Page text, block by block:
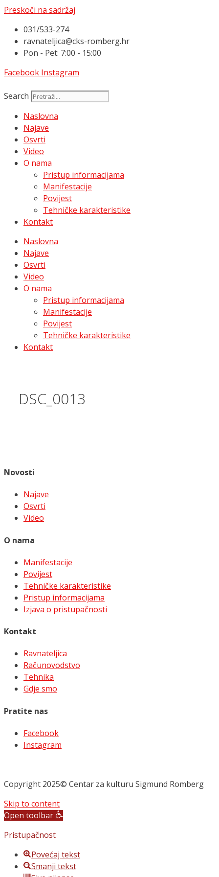
Preskoči na sadržaj
031/533-274
ravnateljica@cks-romberg.hr
Pon - Pet: 7:00 - 15:00
Facebook Instagram
Search
Naslovna
Najave
Osvrti
Video
O nama
Pristup informacijama
Manifestacije
Povijest
Tehničke karakteristike
Kontakt
Naslovna
Najave
Osvrti
Video
O nama
Pristup informacijama
Manifestacije
Povijest
Tehničke karakteristike
Kontakt
DSC_0013
Novosti
Najave
Osvrti
Video
O nama
Manifestacije
Povijest
Tehničke karakteristike
Pristup informacijama
Izjava o pristupačnosti
Kontakt
Ravnateljica
Računovodstvo
Tehnika
Gdje smo
Pratite nas
Facebook
Instagram
Copyright 2025© Centar za kulturu Sigmund Romberg
Skip to content
Open toolbar
Pristupačnost
Povećaj tekst
Smanji tekst